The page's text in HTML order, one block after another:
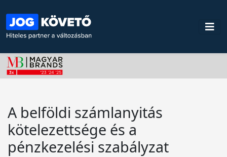
A belföldi számlanyitás
kötelezettsége és a
pénzkezelési szabályzat